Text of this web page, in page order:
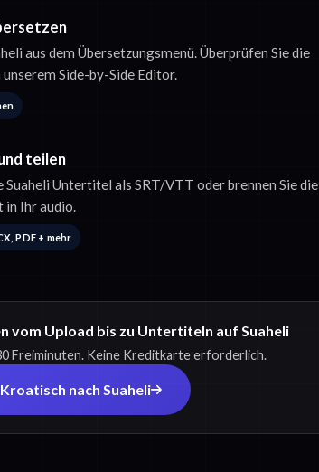
aus dem Übersetzungsmenü. Überprüfen Sie die
Side-by-Side Editor.
teilen
Suaheli Untertitel als SRT/VTT oder brennen Sie die
in Ihr audio.
PDF + mehr
vom Upload bis zu Untertiteln auf Suaheli
Freiminuten. Keine Kreditkarte erforderlich.
nach Suaheli